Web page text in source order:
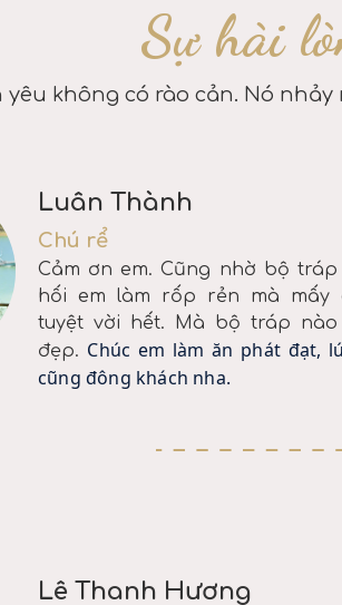
Sự hài
yêu không có rào cản. Nó
Luân Thành
Chú rể
Cảm ơn em. Cũng nhờ bộ
hối em làm rốp rẻn mà mấy
tuyệt vời hết. Mà bộ tráp nào
đẹp. Chúc em làm ăn phát đạt,
cũng đông khách nha.
Lê Thanh Hương